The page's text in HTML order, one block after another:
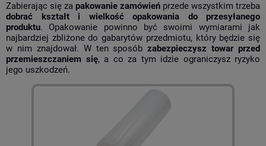
Zabierając się za pakowanie zamówień przede wszystkim trzeba
dobrać kształt i wielkość opakowania do przesyłanego
produktu. Opakowanie powinno być swoimi wymiarami jak
najbardziej zbliżone do gabarytów przedmiotu, który będzie się
w nim znajdował. W ten sposóbzabezpieczysz towar przed
przemieszczaniem się, a co za tym idzie ograniczysz ryzyko
jego uszkodzeń.